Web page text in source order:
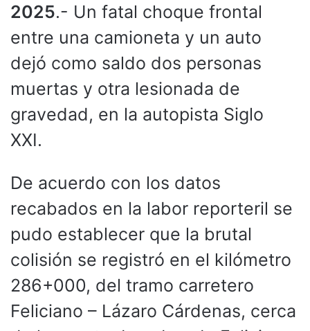
2025.- Un fatal choque frontal
entre una camioneta y un auto
dejó como saldo dos personas
muertas y otra lesionada de
gravedad, en la autopista Siglo
XXI.
De acuerdo con los datos
recabados en la labor reporteril se
pudo establecer que la brutal
colisión se registró en el kilómetro
286+000, del tramo carretero
Feliciano – Lázaro Cárdenas, cerca